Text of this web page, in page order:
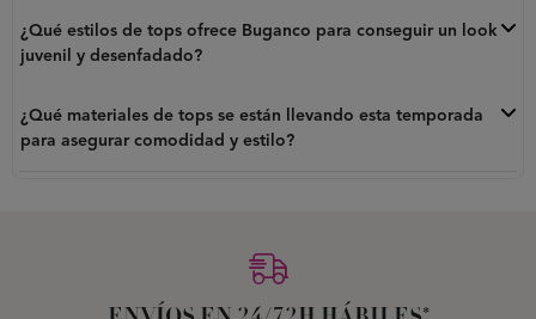
¿Qué estilos de tops ofrece Buganco para conseguir un look
juvenil y desenfadado?
¿Qué materiales de tops se están llevando esta temporada
para asegurar comodidad y estilo?